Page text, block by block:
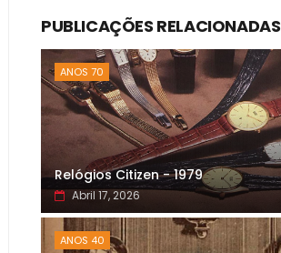
PUBLICAÇÕES RELACIONADAS
ANOS 70
Relógios Citizen - 1979
Abril 17, 2026
ANOS 40